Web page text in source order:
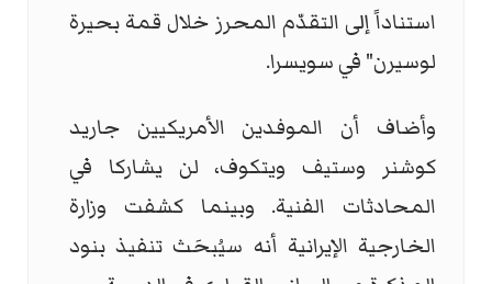
استناداً إلى التقدّم المحرز خلال قمة بحيرة
لوسيرن" في سويسرا.
وأضاف أن الموفدين الأمريكيين جاريد
كوشنر وستيف ويتكوف، لن يشاركا في
المحادثات الفنية. وبينما كشفت وزارة
الخارجية الإيرانية أنه سيُبحَث تنفيذ بنود